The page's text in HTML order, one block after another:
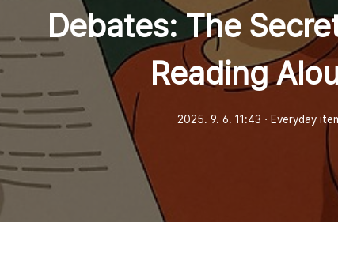
Debates: The
Reading
2025. 9. 6. 11:43 ㆍ Everyday